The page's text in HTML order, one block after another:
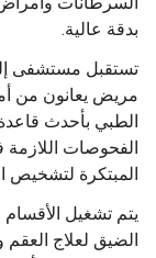
بدقة عالية.
مريض يعانون من
الطبي بأحدث
الفحوصات اللازمة
المبتكرة لتشخيص
الضيق لعلاج العقم